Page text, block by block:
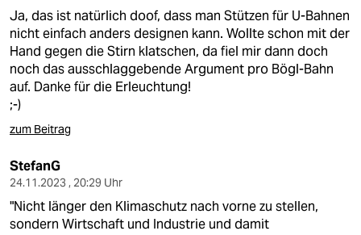
Ja, das ist natürlich doof, dass man Stützen für U-Bahnen
nicht einfach anders designen kann. Wollte schon mit der
Hand gegen die Stirn klatschen, da fiel mir dann doch
noch das ausschlaggebende Argument pro Bögl-Bahn
auf. Danke für die Erleuchtung!
;-)
zum Beitrag
StefanG
24.11.2023 , 20:29 Uhr
"Nicht länger den Klimaschutz nach vorne zu stellen,
sondern Wirtschaft und Industrie und damit